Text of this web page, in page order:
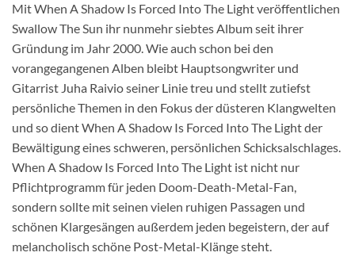
Mit When A Shadow Is Forced Into The Light veröffentlichen
Swallow The Sun ihr nunmehr siebtes Album seit ihrer
Gründung im Jahr 2000. Wie auch schon bei den
vorangegangenen Alben bleibt Hauptsongwriter und
Gitarrist Juha Raivio seiner Linie treu und stellt zutiefst
persönliche Themen in den Fokus der düsteren Klangwelten
und so dient When A Shadow Is Forced Into The Light der
Bewältigung eines schweren, persönlichen Schicksalschlages.
When A Shadow Is Forced Into The Light ist nicht nur
Pflichtprogramm für jeden Doom-Death-Metal-Fan,
sondern sollte mit seinen vielen ruhigen Passagen und
schönen Klargesängen außerdem jeden begeistern, der auf
melancholisch schöne Post-Metal-Klänge steht.